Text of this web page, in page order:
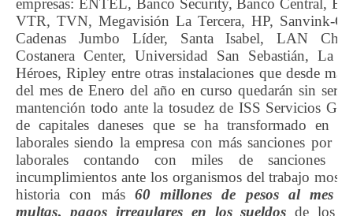
empresas: ENTEL, Banco Security, Banco Central,
VTR, TVN, Megavisión La Tercera, HP, Sanvink-
Cadenas Jumbo Líder, Santa Isabel, LAN
Costanera Center, Universidad San Sebastián, La
Héroes, Ripley entre otras instalaciones que desde
del mes de Enero del año en curso quedarán sin
mantención todo ante la tosudez de ISS Servicios
de capitales daneses que se ha transformado en
laborales siendo la empresa con más sanciones por
laborales contando con miles de sanciones
incumplimientos ante los organismos del trabajo
historia con más 60 millones de pesos al mes
multas, pagos irregulares en los sueldos de los